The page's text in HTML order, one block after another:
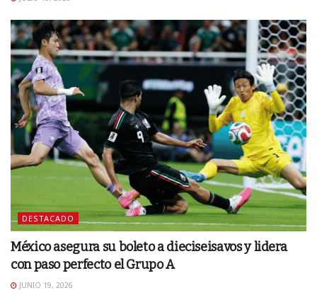
DESTACADO
México asegura su boleto a dieciseisavos y lidera
con paso perfecto el Grupo A
JUNIO 19, 2026